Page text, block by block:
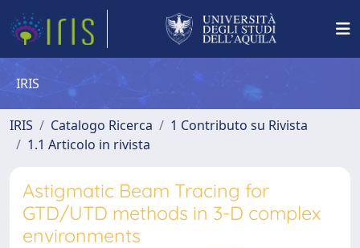
IRIS
IRIS Catalogo Ricerca
1 Contributo su Rivista
1.1 Articolo in rivista
Astigmatic Beam Tracing for
GTD/UTD methods in 3-D complex
environments